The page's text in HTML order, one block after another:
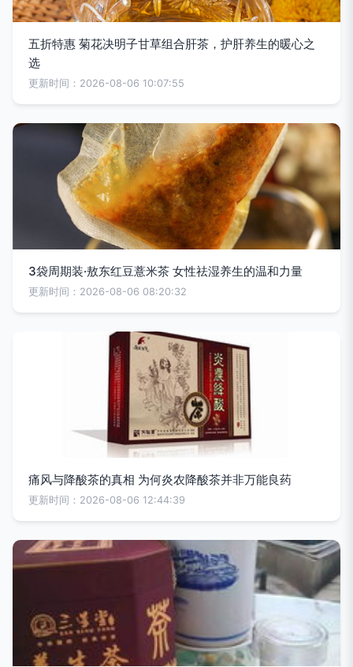
五折特惠 菊花决明子甘草组合肝茶，护肝养生的暖心之
选
更新时间：2026-08-06 10:07:55
3袋周期装·敖东红豆薏米茶 女性祛湿养生的温和力量
更新时间：2026-08-06 08:20:32
痛风与降酸茶的真相 为何炎农降酸茶并非万能良药
更新时间：2026-08-06 12:44:39